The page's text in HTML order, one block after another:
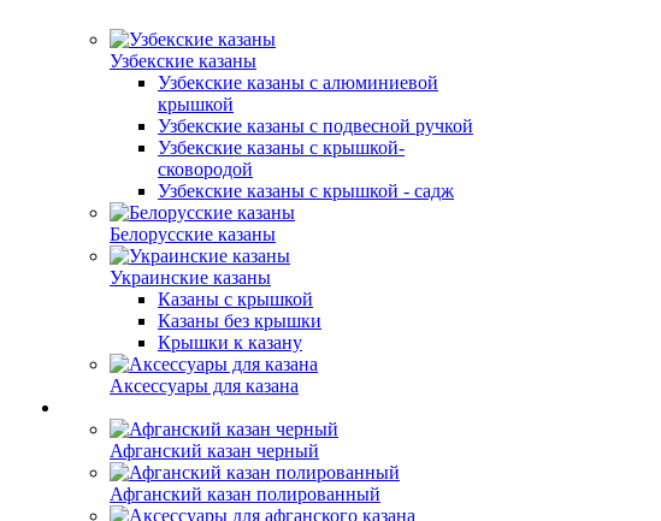
Узбекские казаны
Узбекские казаны с алюминиевой
крышкой
Узбекские казаны с подвесной ручкой
Узбекские казаны с крышкой-
сковородой
Узбекские казаны с крышкой - садж
Белорусские казаны
Украинские казаны
Казаны с крышкой
Казаны без крышки
Крышки к казану
Аксессуары для казана
Афганский казан черный
Афганский казан полированный